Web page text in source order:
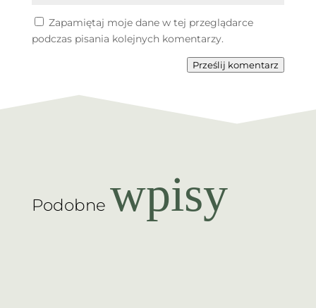
Zapamiętaj moje dane w tej przeglądarce
podczas pisania kolejnych komentarzy.
Prześlij komentarz
Podobne wpisy